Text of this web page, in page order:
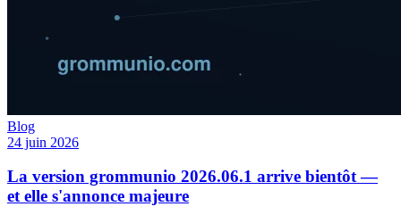
Blog
24 juin 2026
La version grommunio 2026.06.1 arrive bientôt —
et elle s'annonce majeure